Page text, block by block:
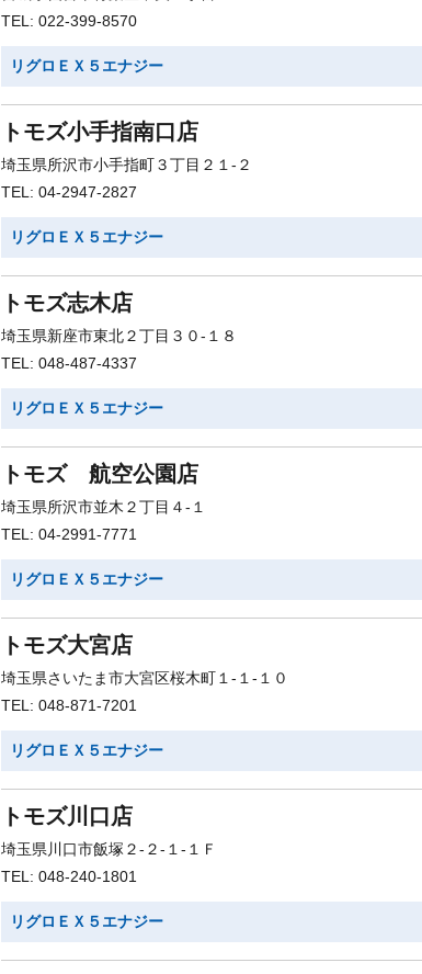
TEL: 022-399-8570
リグロＥＸ５エナジー
トモズ小手指南口店
埼玉県所沢市小手指町３丁目２１-２
TEL: 04-2947-2827
リグロＥＸ５エナジー
トモズ志木店
埼玉県新座市東北２丁目３０-１８
TEL: 048-487-4337
リグロＥＸ５エナジー
トモズ 航空公園店
埼玉県所沢市並木２丁目４-１
TEL: 04-2991-7771
リグロＥＸ５エナジー
トモズ大宮店
埼玉県さいたま市大宮区桜木町１-１-１０
TEL: 048-871-7201
リグロＥＸ５エナジー
トモズ川口店
埼玉県川口市飯塚２-２-１-１Ｆ
TEL: 048-240-1801
リグロＥＸ５エナジー